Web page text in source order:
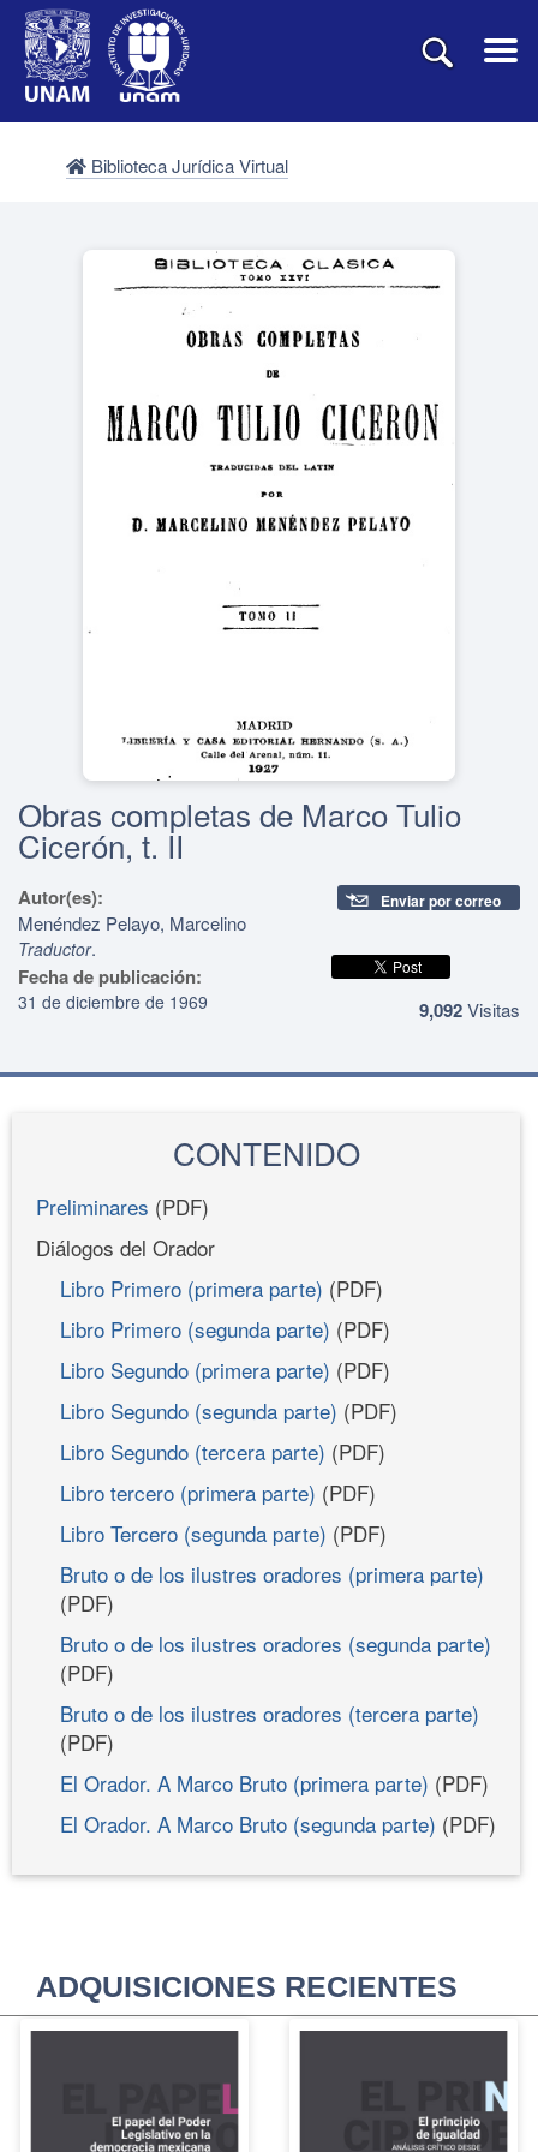
Biblioteca Jurídica Virtual
Obras completas de Marco Tulio
Cicerón, t. II
Autor(es):
Menéndez Pelayo, Marcelino
Traductor.
Fecha de publicación:
31 de diciembre de 1969
Enviar por correo
9,092Visitas
CONTENIDO
Preliminares (PDF)
Diálogos del Orador
Libro Primero (primera parte) (PDF)
Libro Primero (segunda parte) (PDF)
Libro Segundo (primera parte) (PDF)
Libro Segundo (segunda parte) (PDF)
Libro Segundo (tercera parte) (PDF)
Libro tercero (primera parte) (PDF)
Libro Tercero (segunda parte) (PDF)
Bruto o de los ilustres oradores (primera parte)
(PDF)
Bruto o de los ilustres oradores (segunda parte)
(PDF)
Bruto o de los ilustres oradores (tercera parte)
(PDF)
El Orador. A Marco Bruto (primera parte) (PDF)
El Orador. A Marco Bruto (segunda parte) (PDF)
ADQUISICIONES RECIENTES